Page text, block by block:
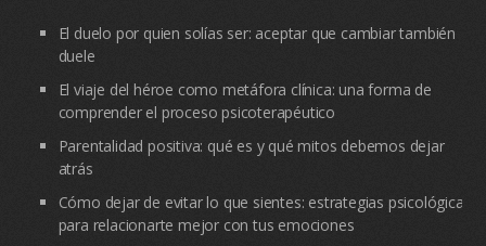
El duelo por quien solías ser: aceptar que cambiar también
duele
El viaje del héroe como metáfora clínica: una forma de
comprender el proceso psicoterapéutico
Parentalidad positiva: qué es y qué mitos debemos dejar
atrás
Cómo dejar de evitar lo que sientes: estrategias psicológicas
para relacionarte mejor con tus emociones